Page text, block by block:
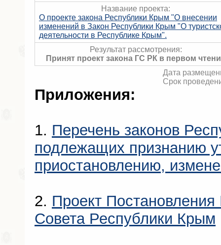
Название проекта:
О проекте закона Республики Крым "О внесении
изменений в Закон Республики Крым "О
деятельности в Республике Крым".
Результат рассмотрения:
Принят проект закона ГС РК в первом
Дата
Срок
Приложения:
1. Перечень законов
подлежащих признанию
приостановлению,
2. Проект Постановления
Совета Республики Крым